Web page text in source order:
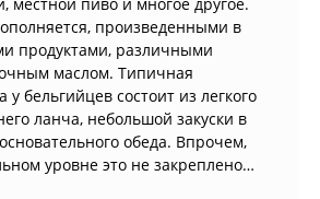
произведенными в
продуктами, различными
маслом. Типичная
у бельгийцев состоит из легкого
ланча, небольшой закуски в
обеда. Впрочем,
уровне это не закреплено…